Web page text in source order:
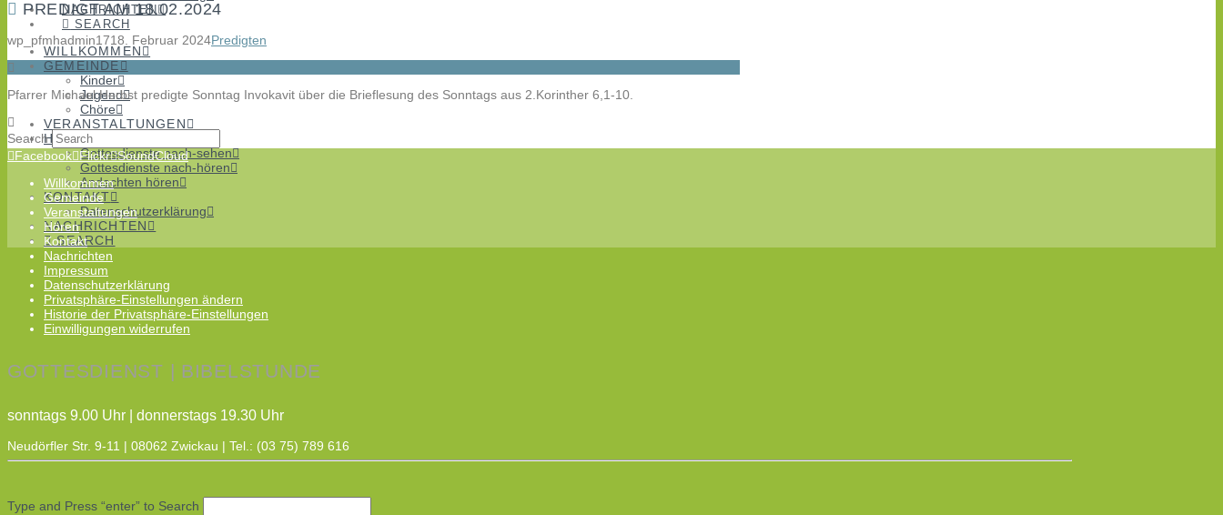
NACHRICHTEN
SEARCH
WILLKOMMEN
GEMEINDE
Kinder
Jugend
Chöre
VERANSTALTUNGEN
HÖREN
Gottesdienste nach-sehen
Gottesdienste nach-hören
Andachten hören
KONTAKT
Datenschutzerklärung
NACHRICHTEN
SEARCH
PREDIGT AM 18.02.2024
wp_pfmhadmin1718. Februar 2024Predigten
Pfarrer Michael Herbst predigte Sonntag Invokavit über die Brieflesung des Sonntags aus 2.Korinther 6,1-10.
Search
Facebook Flickr SoundCloud
Willkommen
Gemeinde
Veranstaltungen
Hören
Kontakt
Nachrichten
Impressum
Datenschutzerklärung
Privatsphäre-Einstellungen ändern
Historie der Privatsphäre-Einstellungen
Einwilligungen widerrufen
GOTTESDIENST | BIBELSTUNDE
sonntags 9.00 Uhr | donnerstags 19.30 Uhr
Neudörfler Str. 9-11 | 08062 Zwickau | Tel.: (03 75) 789 616
Type and Press “enter” to Search